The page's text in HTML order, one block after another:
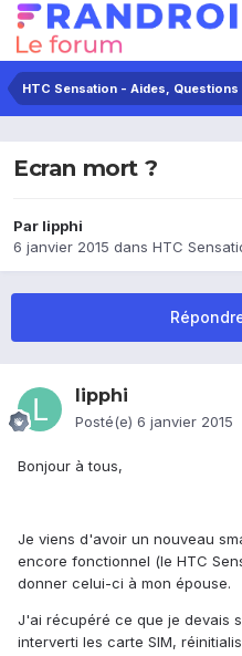
HTC Sensation - Aides, Questions
Ecran mort ?
Par lipphi
6 janvier 2015 dans HTC
lipphi
Posté(e) 6 janvier 2015
Bonjour à tous,
Je viens d'avoir un nouveau
encore fonctionnel (le HTC
donner celui-ci à mon épouse.
J'ai récupéré ce que je devais
interverti les carte SIM,